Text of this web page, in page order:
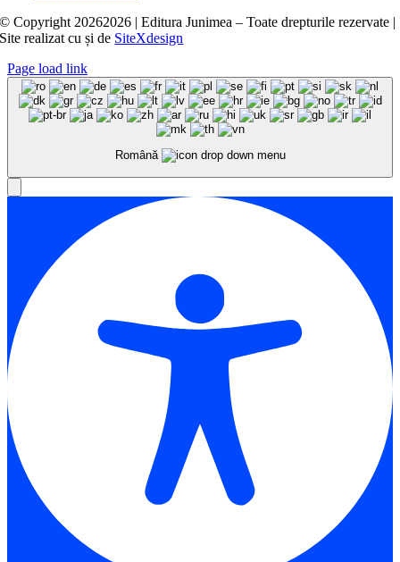
© Copyright 20262026 | Editura Junimea – Toate drepturile rezervate |
Site realizat cușide SiteXdesign
Page load link
Română